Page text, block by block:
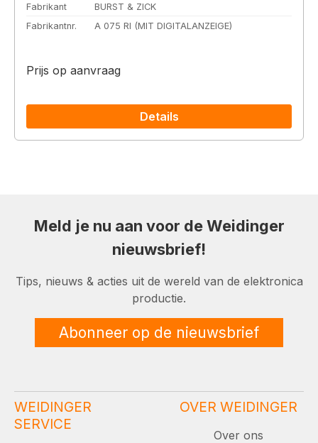
Fabrikant
BURST & ZICK
Fabrikantnr.
A 075 RI (MIT DIGITALANZEIGE)
Prijs op aanvraag
Details
Meld je nu aan voor de Weidinger
nieuwsbrief!
Tips, nieuws & acties uit de wereld van de elektronica
productie.
Abonneer op de nieuwsbrief
WEIDINGER
SERVICE
OVER WEIDINGER
Over ons